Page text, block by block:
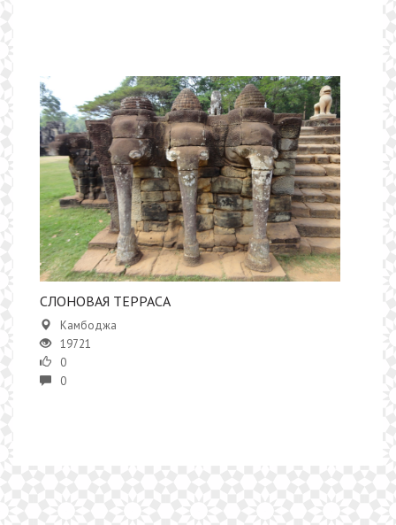
СЛОНОВАЯ ТЕРРАСА
Камбоджа
19721
0
0